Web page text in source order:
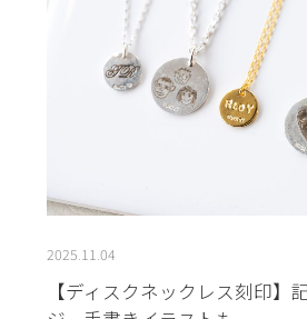
2025.11.04
【ディスクネックレス刻印】